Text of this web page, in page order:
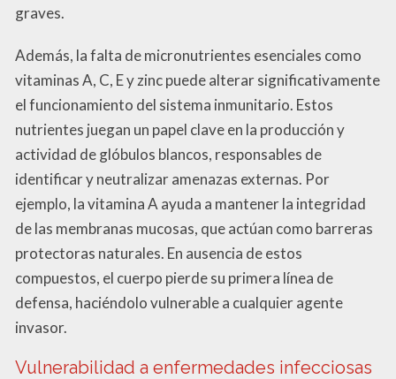
graves.
Además, la falta de micronutrientes esenciales como
vitaminas A, C, E y zinc puede alterar significativamente
el funcionamiento del sistema inmunitario. Estos
nutrientes juegan un papel clave en la producción y
actividad de glóbulos blancos, responsables de
identificar y neutralizar amenazas externas. Por
ejemplo, la vitamina A ayuda a mantener la integridad
de las membranas mucosas, que actúan como barreras
protectoras naturales. En ausencia de estos
compuestos, el cuerpo pierde su primera línea de
defensa, haciéndolo vulnerable a cualquier agente
invasor.
Vulnerabilidad a enfermedades infecciosas